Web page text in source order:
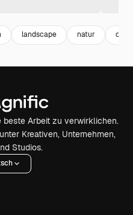
landscape natur
beste Arbeit zu verwirklichen.
Kreativen, Unternehmen,
Studios.